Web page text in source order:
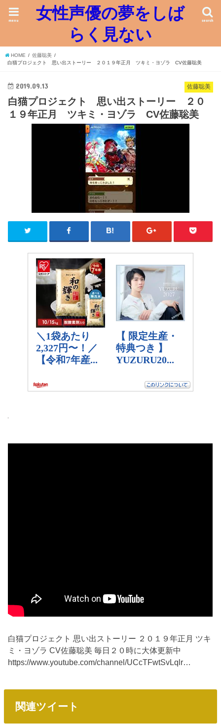
女性声優の夢をしば
らく見ない
search
menu
HOME
佐藤聡美
白猫プロジェクト 思い出ストーリー ２０１９年正月 ツキミ・ヨゾラ CV佐藤聡美
佐藤聡美
2019.09.13
白猫プロジェクト 思い出ストーリー ２０
１９年正月 ツキミ・ヨゾラ CV佐藤聡美
白猫プロジェクト 思い出ストーリー ２０１９年正月 ツキ
ミ・ヨゾラ CV佐藤聡美 毎日２０時に大体更新中
https://www.youtube.com/channel/UCcTFwtSvLqlr…
関連ツイート